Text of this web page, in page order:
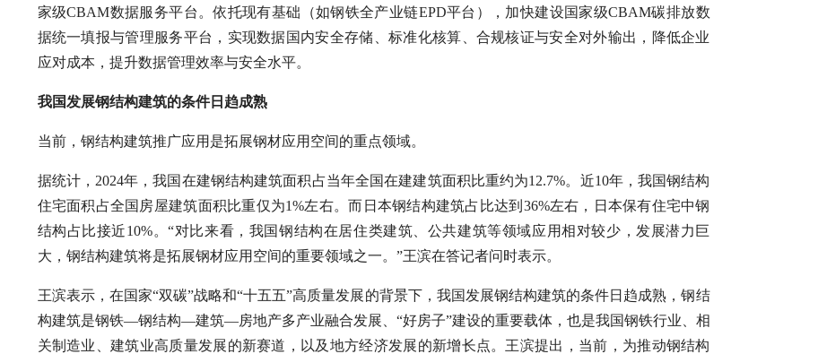
家级CBAM数据服务平台。依托现有基础（如钢铁全产业链EPD平台），加快建设国家级CBAM碳排放数
据统一填报与管理服务平台，实现数据国内安全存储、标准化核算、合规核证与安全对外输出，降低企业
应对成本，提升数据管理效率与安全水平。
我国发展钢结构建筑的条件日趋成熟
当前，钢结构建筑推广应用是拓展钢材应用空间的重点领域。
据统计，2024年，我国在建钢结构建筑面积占当年全国在建建筑面积比重约为12.7%。近10年，我国钢结构
住宅面积占全国房屋建筑面积比重仅为1%左右。而日本钢结构建筑占比达到36%左右，日本保有住宅中钢
结构占比接近10%。“对比来看，我国钢结构在居住类建筑、公共建筑等领域应用相对较少，发展潜力巨
大，钢结构建筑将是拓展钢材应用空间的重要领域之一。”王滨在答记者问时表示。
王滨表示，在国家“双碳”战略和“十五五”高质量发展的背景下，我国发展钢结构建筑的条件日趋成熟，钢结
构建筑是钢铁—钢结构—建筑—房地产多产业融合发展、“好房子”建设的重要载体，也是我国钢铁行业、相
关制造业、建筑业高质量发展的新赛道，以及地方经济发展的新增长点。王滨提出，当前，为推动钢结构